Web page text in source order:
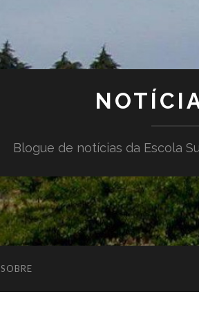
Blogue de notícias da Escola
SOBRE